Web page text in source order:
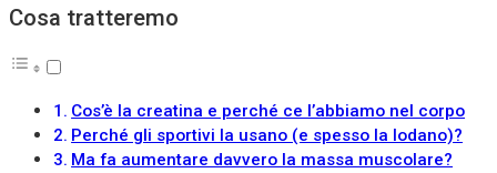
Cosa tratteremo
Cos’è la creatina e perché ce l’abbiamo nel corpo
Perché gli sportivi la usano (e spesso la lodano)?
Ma fa aumentare davvero la massa muscolare?